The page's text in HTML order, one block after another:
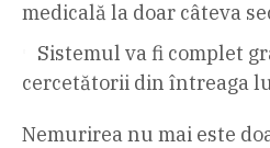
medicală la doar câteva
Sistemul va fi complet
cercetătorii din întreaga
Nemurirea nu mai este